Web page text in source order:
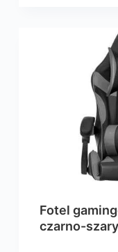
Fotel
czarno-szary